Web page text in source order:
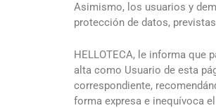
Asimismo, los usuarios y
protección de datos,
HELLOTECA, le informa que
alta como Usuario de esta
correspondiente,
forma expresa e inequívoca